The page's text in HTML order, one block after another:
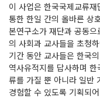
이 사업은 한국국제교류
통한 한일 간의 올바른 상
본연구소가 재단과 공동
의 사회과 교사들을 초청
기간 동안 교사들은 한국
역사유적지를 답사하며
류를 가질 뿐 아니라 일반
경험할 수 있도록 기획되